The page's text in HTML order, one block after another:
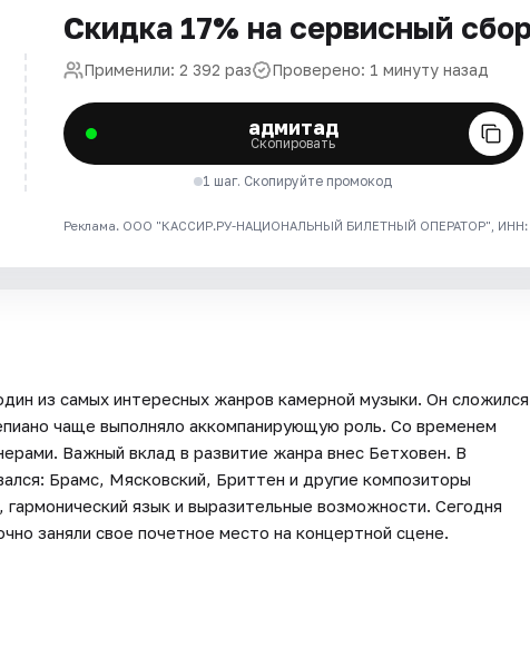
Скидка 17% на сервисный
Применили: 2 392 раз Проверено: 1 минуту назад
адмитад
Скопировать
1 шаг. Скопируйте промокод
Реклама. ООО "КАССИР.РУ-НАЦИОНАЛЬНЫЙ БИЛЕТНЫЙ ОПЕРАТОР", ИНН:
из самых интересных жанров камерной музыки. Он сложился
чаще выполняло аккомпанирующую роль. Со временем
Важный вклад в развитие жанра внес Бетховен. В
Брамс, Мясковский, Бриттен и другие композиторы
гармонический язык и выразительные возможности. Сегодня
заняли свое почетное место на концертной сцене.